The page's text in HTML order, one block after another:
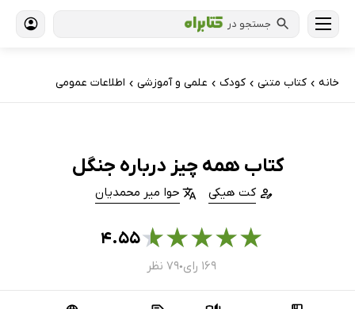
جستجو در
خانه › کتاب‌ متنی › کودک › علمی و آموزشی › اطلاعات عمومی
کتاب همه چیز درباره جنگل
کت هیکی حوا میر محمدیان
★
★
★
★
★۴.۵۵
۱۶۹ رای ● ۷۹ نظر